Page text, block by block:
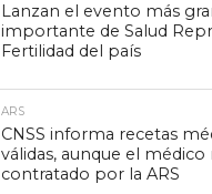
Lanzan el evento más
importante de Salud
Fertilidad del país
ARS
CNSS informa recetas
válidas, aunque el médico
contratado por la ARS